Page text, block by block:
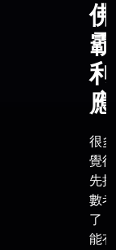
應
很
覺
先
數
了
能